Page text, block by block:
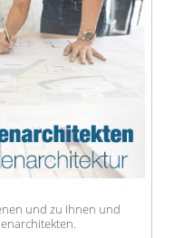
und zu Ihnen und